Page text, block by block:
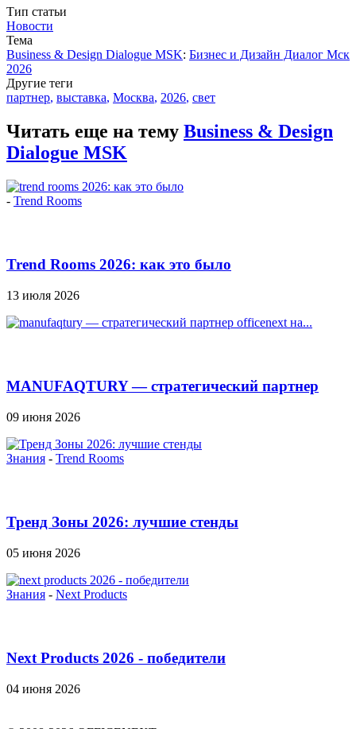
Тип статьи
Новости
Тема
Business & Design Dialogue MSK: Бизнес и Дизайн Диалог Мск
2026
Другие теги
партнер, выставка, Москва, 2026, свет
Читать еще на тему Business & Design
Dialogue MSK
- Trend Rooms
Trend Rooms 2026: как это было
13 июля 2026
MANUFAQTURY — стратегический партнер
09 июня 2026
Знания - Trend Rooms
Тренд Зоны 2026: лучшие стенды
05 июня 2026
Знания - Next Products
Next Products 2026 - победители
04 июня 2026